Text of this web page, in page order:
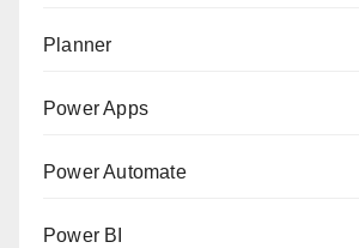
Planner
Power Apps
Power Automate
Power BI